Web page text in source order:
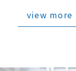
view more